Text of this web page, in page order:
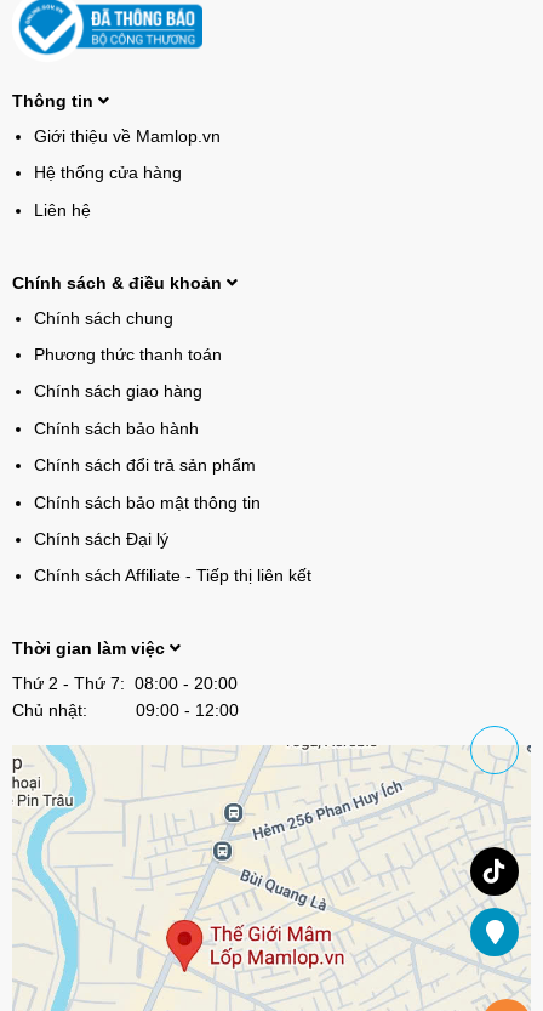
Thông tin
Giới thiệu về Mamlop.vn
Hệ thống cửa hàng
Liên hệ
Chính sách & điều khoản
Chính sách chung
Phương thức thanh toán
Chính sách giao hàng
Chính sách bảo hành
Chính sách đổi trả sản phẩm
Chính sách bảo mật thông tin
Chính sách Đại lý
Chính sách Affiliate - Tiếp thị liên kết
Thời gian làm việc
Thứ 2 - Thứ 7: 08:00 - 20:00
Chủ nhật: 09:00 - 12:00